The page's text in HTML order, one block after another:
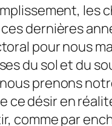
les
dernières
pour nous
du sol et du
prenons
ce désir en
comme par